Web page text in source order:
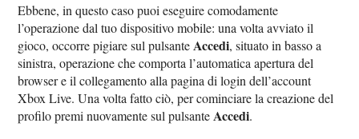
Ebbene, in questo caso puoi eseguire comodamente
l’operazione dal tuo dispositivo mobile: una volta avviato il
gioco, occorre pigiare sul pulsante Accedi, situato in basso a
sinistra, operazione che comporta l’automatica apertura del
browser e il collegamento alla pagina di login dell’account
Xbox Live. Una volta fatto ciò, per cominciare la creazione del
profilo premi nuovamente sul pulsante Accedi.